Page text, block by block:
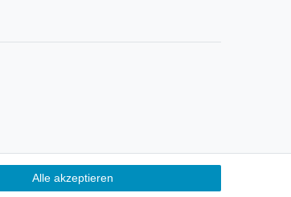
hier nur der Beschreibung.
Alle akzeptieren